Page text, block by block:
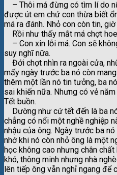
– Thôi má đừng có tìm lí do
được út em chứ con thừa biết
má ra đánh. Nhỏ con còn tin,
Rồi như thấy mắt má chợt
– Con xin lỗi má. Con sẽ
suy nghĩ nữa.
Đới chợt nhìn ra ngoài cửa,
mấy ngày trước ba nó còn
thêm một lần nó tin tưởng, ba
sai khiến nữa. Nhưng có vẻ
Tết buồn.
Dường như cứ tết đến là ba
chẳng có nổi một nghề nghiệp
nhậu của ông. Ngày trước ba
nhớ khi nó còn nhỏ ông là một
học không cao nhưng chân
khó, thông minh nhưng nhà
lên tiếp ông vẫn nghỉ ngang để